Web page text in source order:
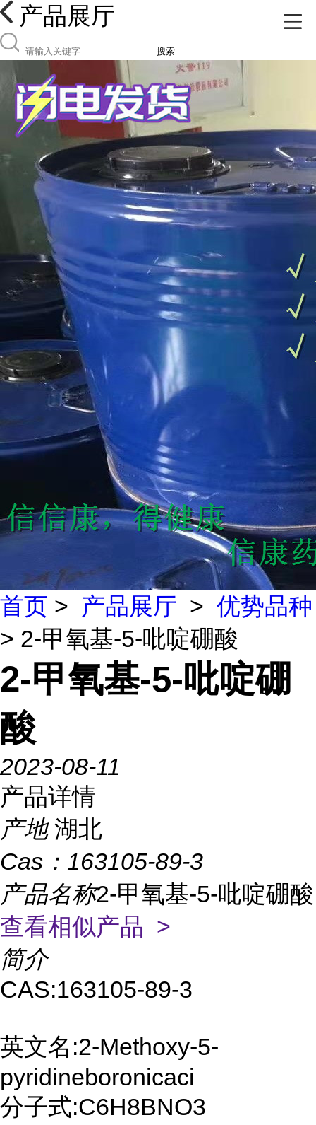
产品展厅
搜索
首页 > 产品展厅 > 优势品种
> 2-甲氧基-5-吡啶硼酸
2-甲氧基-5-吡啶硼
酸
2023-08-11
产品详情
产地 湖北
Cas： 163105-89-3
产品名称2-甲氧基-5-吡啶硼酸
查看相似产品 >
简介
CAS:163105-89-3
英文名:2-Methoxy-5-
pyridineboronicaci
分子式:C6H8BNO3